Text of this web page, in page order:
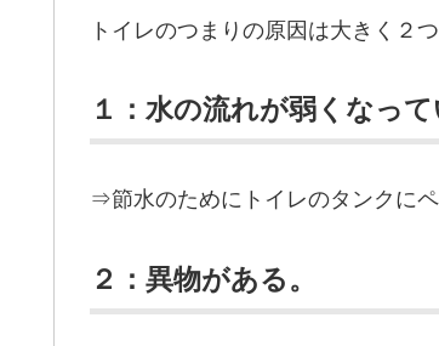
トイレのつまりの原因は大きく２つ
１：水の流れが弱くなって
⇒節水のためにトイレのタンクに
２：異物がある。